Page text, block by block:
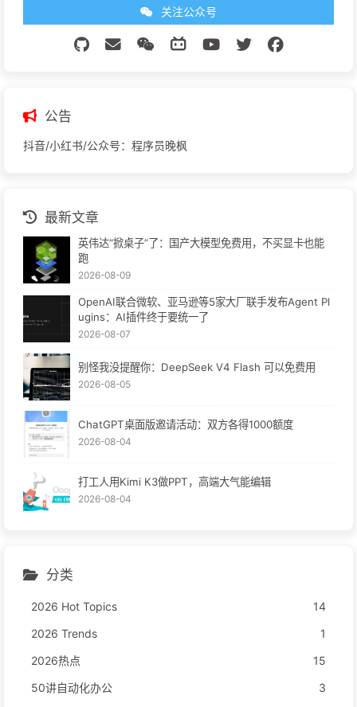
关注公众号
公告
抖音/小红书/公众号：程序员晚枫
最新文章
英伟达“掀桌子”了：国产大模型免费用，不买显卡也能
跑
2026-08-09
OpenAI联合微软、亚马逊等5家大厂联手发布Agent Pl
ugins：AI插件终于要统一了
2026-08-07
别怪我没提醒你：DeepSeek V4 Flash 可以免费用
2026-08-05
ChatGPT桌面版邀请活动：双方各得1000额度
2026-08-04
打工人用Kimi K3做PPT，高端大气能编辑
2026-08-04
分类
2026 Hot Topics
14
2026 Trends
1
2026热点
15
50讲自动化办公
3